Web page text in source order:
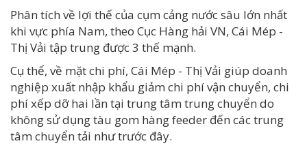
Phân tích về lợi thế của cụm cảng nước sâu lớn nhất
khi vực phía Nam, theo Cục Hàng hải VN, Cái Mép -
Thị Vải tập trung được 3 thế mạnh.
Cụ thể, về mặt chi phí, Cái Mép - Thị Vải giúp doanh
nghiệp xuất nhập khẩu giảm chi phí vận chuyển, chi
phí xếp dỡ hai lần tại trung tâm trung chuyển do
không sử dụng tàu gom hàng feeder đến các trung
tâm chuyển tải như trước đây.